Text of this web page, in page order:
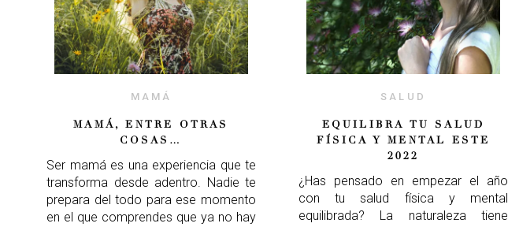
MAMÁ
MAMÁ, ENTRE OTRAS
COSAS…
Ser mamá es una experiencia que te
transforma desde adentro. Nadie te
prepara del todo para ese momento
en el que comprendes que ya no hay
SALUD
EQUILIBRA TU SALUD
FÍSICA Y MENTAL ESTE
2022
¿Has pensado en empezar el año
con tu salud física y mental
equilibrada? La naturaleza tiene